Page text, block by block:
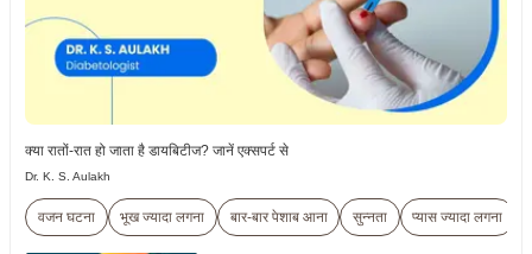
क्या रातों-रात हो जाता है डायबिटीज? जानें एक्सपर्ट से
Dr. K. S. Aulakh
वजन घटना भूख ज्यादा लगना बार-बार पेशाब आना सुन्नता प्यास ज्यादा लगना